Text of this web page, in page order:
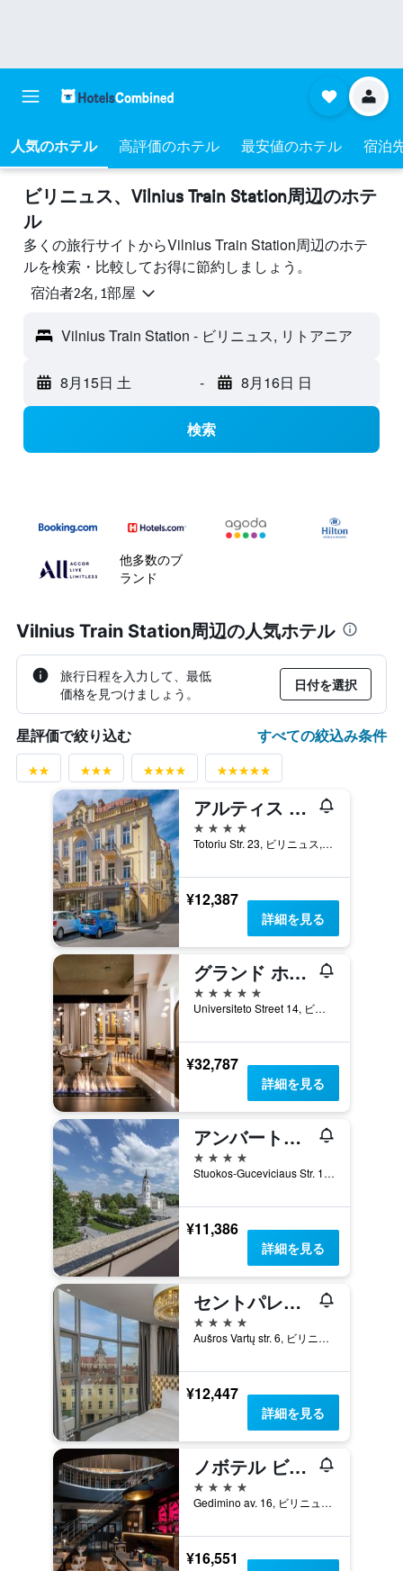
人気のホテル 高評価のホテル 最安値のホテル 宿泊
ビリニュス​、Vilnius Train Station周辺のホテ
ル
多くの旅行サイトからVilnius Train Station周辺のホテ
ルを検索・比較してお得に節約しましょう。
宿泊者2名, 1​部屋
Vilnius Train Station - ビリニュス, リトアニア
8月15日 土 - 8月16日 日
検索
他多数のブ
ランド
Vilnius Train Station周辺の人気ホテル
旅行日程を入力して、最低
価格を見つけましょう。
日付を選択
星評価で絞り込む すべての絞込み条件
アルティス セントラム ホテルズ
4つ星
Totoriu Str. 23, ビリニュス, リトアニア
¥12,387
詳細を見る
グランド ホテル ヴィリニュス、キュリオ コレクション バイ ヒルトン
5つ星
Universiteto Street 14, ビリニュス, リトアニア
¥32,787
詳細を見る
アンバートン キャシードラル スクエア ホテル ビリニュス
4つ星
Stuokos-Guceviciaus Str. 1, ビリニュス, リトアニア
¥11,386
詳細を見る
セントパレス ホテル
4つ星
Aušros Vartų str. 6, ビリニュス, リトアニア
¥12,447
詳細を見る
ノボテル ビリニュス ホテル
4つ星
Gedimino av. 16, ビリニュス, リトアニア
¥16,551